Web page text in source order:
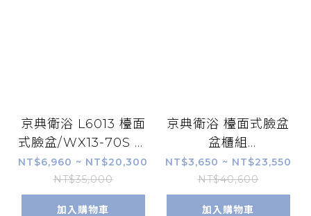
京典衛浴 L6013 檯面
式臉盆/WX13-70S 實
心發泡板檯面/H70-5
雙門浴櫃/F8057L 臉
盆加高單孔龍頭
NT$6,960 ~ NT$20,300
NT$35,000
加入購物車
京典衛浴 檯面式臉盆
盆櫃組
L6411S+H6411-
K/F8059 臉盆單孔龍
頭
NT$3,650 ~ NT$23,550
NT$40,600
加入購物車